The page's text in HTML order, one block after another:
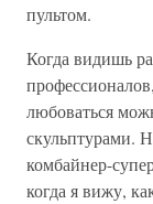
пультом.
Когда видишь
любоваться
скульптурами.
комбайнер-
когда я вижу,